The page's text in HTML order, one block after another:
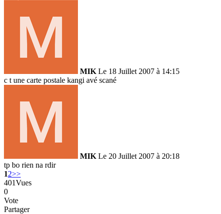
MIK Le 18 Juillet 2007 à 14:15
c t une carte postale kangi avé scané
MIK Le 20 Juillet 2007 à 20:18
tp bo rien na rdir
12>>
401Vues
0
Vote
Partager